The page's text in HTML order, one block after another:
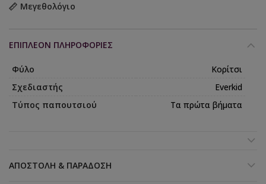
Μεγεθολόγιο
ΕΠΙΠΛΈΟΝ ΠΛΗΡΟΦΟΡΊΕΣ
Φύλο
Κορίτσι
Σχεδιαστής
Everkid
Τύπος παπουτσιού
Τα πρώτα βήματα
ΑΠΟΣΤΟΛΉ & ΠΑΡΆΔΟΣΗ